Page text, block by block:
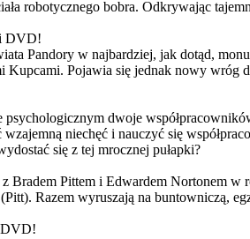
robotycznego bobra. Odkrywając
DVD!
Pandory w najbardziej, jak dotąd,
Pojawia się jednak nowy wróg
dwoje
niechęć i nauczyć się
się z tej mrocznej pułapki?
Bradem Pittem i Edwardem Nortonem
Razem wyruszają na buntowniczą,
DVD!